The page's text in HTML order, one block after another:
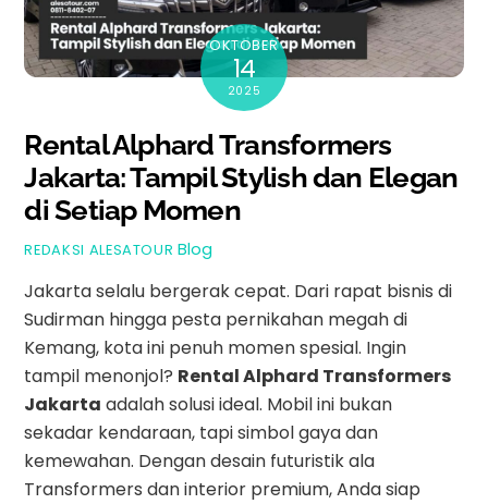
OKTOBER
14
2025
Rental Alphard Transformers
Jakarta: Tampil Stylish dan Elegan
di Setiap Momen
REDAKSI ALESATOUR Blog
Jakarta selalu bergerak cepat. Dari rapat bisnis di
Sudirman hingga pesta pernikahan megah di
Kemang, kota ini penuh momen spesial. Ingin
tampil menonjol? Rental Alphard Transformers
Jakarta adalah solusi ideal. Mobil ini bukan
sekadar kendaraan, tapi simbol gaya dan
kemewahan. Dengan desain futuristik ala
Transformers dan interior premium, Anda siap